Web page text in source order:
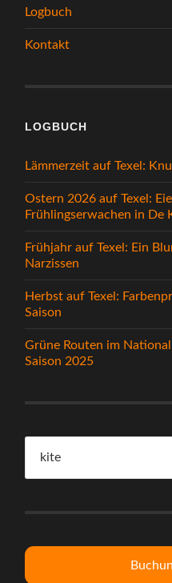
Logbuch
Kontakt
LOGBUCH
Lämmerzeit auf Texel:
Ostern 2026 auf Texel:
Frühlingserwachen in De
Frühjahr auf Texel: Ein
Narzissen
Herbst auf Texel:
Saison
Grüne Routen im
Saison 2025
nach: